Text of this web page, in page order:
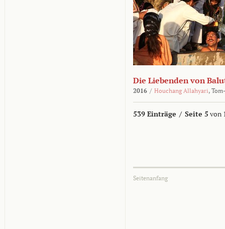
Die Liebenden von
2016 / Houchang Allahyari,
539 Einträge / Seite 5 von
Seitenanfang